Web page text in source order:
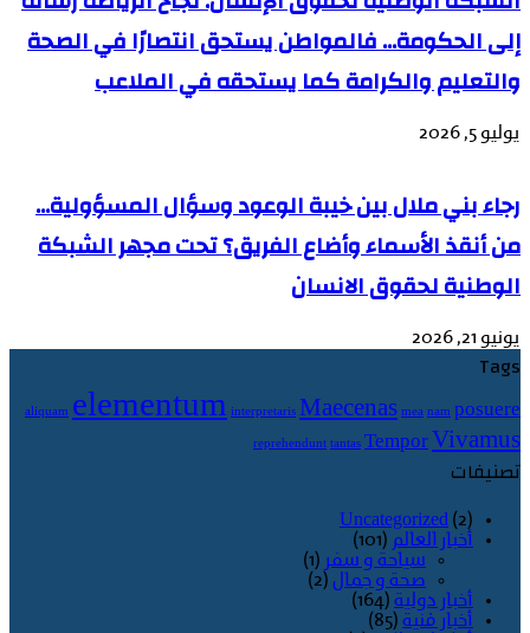
إلى الحكومة… فالمواطن يستحق انتصارًا في الصحة
والتعليم والكرامة كما يستحقه في الملاعب
يوليو 5, 2026
رجاء بني ملال بين خيبة الوعود وسؤال المسؤولية…
من أنقذ الأسماء وأضاع الفريق؟ تحت مجهر الشبكة
الوطنية لحقوق الانسان
يونيو 21, 2026
Tags
aliquam elementum interpretaris Maecenas mea nam posuere
reprehendunt tantas Tempor Vivamus
تصنيفات
Uncategorized (2)
أخبار العالم (101)
سياحة و سفر (1)
صحة و جمال (2)
أخبار دولية (164)
أخبار فنية (85)